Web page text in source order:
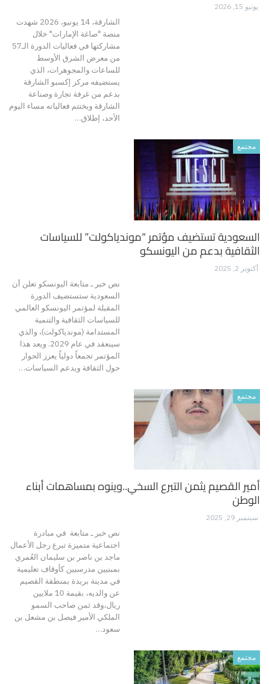
يونيو 15, 2026
الشارقة، 14 يونيو، 2026 شهدت
منصة "صاغة الإمارات" خلال
مشاركتها في فعاليات الدورة الـ57
من معرض الشرق الأوسط
للساعات والمجوهرات، الذي
يستضيفه مركز إكسبو الشارقة
بدعم من غرفة تجارة وصناعة
الشارقة ويختتم فعالياته مساء اليوم
الأحد، إطلاق…
مجتمع
السعودية تستضيف مؤتمر “موندياكولت” للسياسات
الثقافية بدعم من اليونسكو
أكتوبر 2, 2025
نص خبر ـ متابعة اليونسكو تعلن أن
السعودية ستستضيف الدورة
المقبلة لمؤتمر اليونسكو العالمي
للسياسات الثقافية والتنمية
المستدامة (موندياكولت)، والذي
سينعقد في عام 2029. ويعد هذا
المؤتمر تجمعاً دولياً يعزز الحوار
حول الثقافة ويدعم السياسات…
مجتمع
أمير القصيم يثمن التبرع السخي..وينوه بمساهمات أبناء
الوطن
سبتمبر 29, 2025
نص خبر ـ متابعة في مبادرة
اجتماعية متميزة تبرع رجل الأعمال
ماجد بن ناصر بن سليمان العُمري
بمبنيين مدرسيين كأوقاف تعليمية
في مدينة بريدة بمنطقة القصيم
عن والديه، بقيمة 10 ملايين
ريال،وقد ثمن صاحب السمو
الملكي الأمير فيصل بن مشعل بن
سعود…
مجتمع